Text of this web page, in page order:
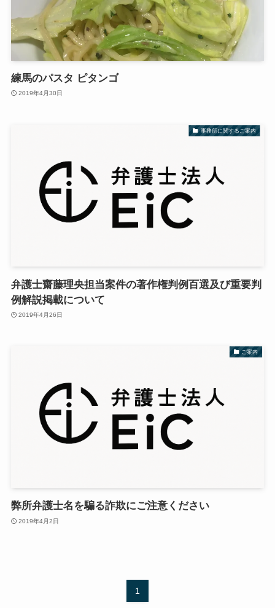
練馬のパスタ ピタンゴ
2019年4月30日
事務所に関するご案内
弁護士齋藤理央担当案件の著作権判例百選及び重要判
例解説掲載について
2019年4月26日
ご案内
弊所弁護士名を騙る詐欺にご注意ください
2019年4月2日
1